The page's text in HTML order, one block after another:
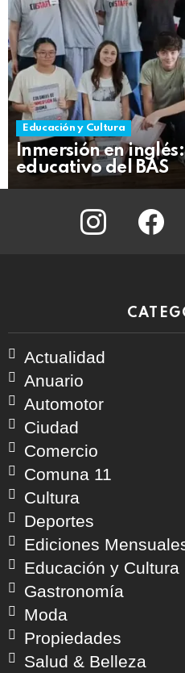
Educación y Cultura
Inmersión en
educativo del BAS
instagram
Actualidad
Anuario
Automotor
Ciudad
Comercio
Comuna 11
Cultura
Deportes
Ediciones
Educación y Cultura
Gastronomía
Moda
Propiedades
Salud & Belleza